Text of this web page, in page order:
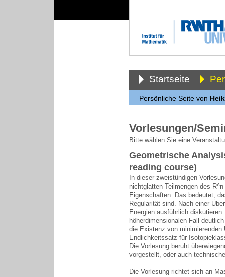
Startseite
Persönliche Seite von
Vorlesungen/
Bitte wählen Sie eine
Geometrische
reading course)
In dieser zweistündigen
nichtglatten Teilmengen des
Eigenschaften. Das bedeutet,
Regularität sind. Nach einer
Energien ausführlich
höherdimensionalen Fall
die Existenz von
Endlichkeitssatz für
Die Vorlesung beruht
vorgestellt, oder auch
Die Vorlesung richtet sich an